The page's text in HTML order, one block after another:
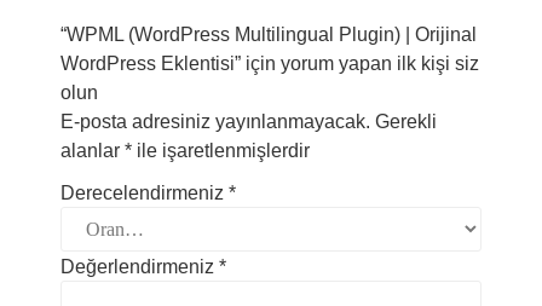
“WPML (WordPress Multilingual Plugin) | Orijinal
WordPress Eklentisi” için yorum yapan ilk kişi siz
olun
E-posta adresiniz yayınlanmayacak. Gerekli
alanlar * ile işaretlenmişlerdir
Derecelendirmeniz *
Değerlendirmeniz *